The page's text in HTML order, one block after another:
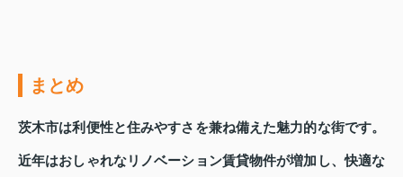
まとめ
茨木市は利便性と住みやすさを兼ね備えた魅力的な街です。
近年はおしゃれなリノベーション賃貸物件が増加し、快適な